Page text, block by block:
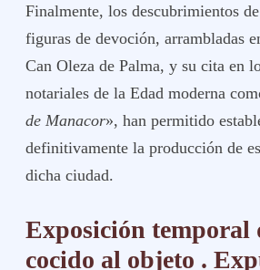
Finalmente, los descubrimientos
figuras de devoción, arrambladas
Can Oleza de Palma, y su cita en
notariales de la Edad moderna
de Manacor», han permitido
definitivamente la producción de
dicha ciudad.
Exposición temporal
cocido al objeto .